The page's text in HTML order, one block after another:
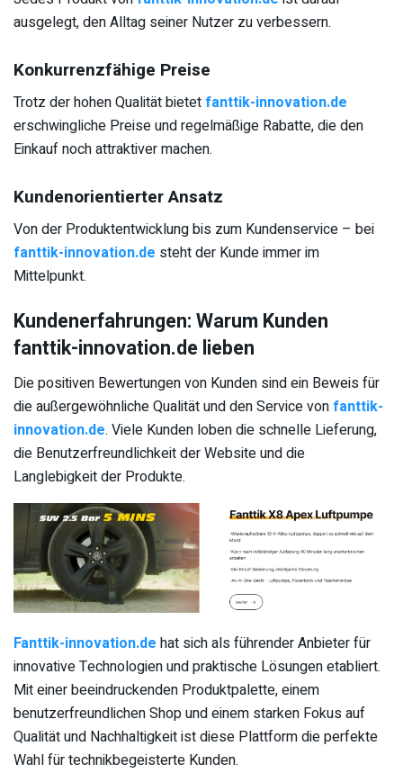
ausgelegt, den Alltag seiner Nutzer zu verbessern.
Konkurrenzfähige Preise
Trotz der hohen Qualität bietet fanttik-innovation.de
erschwingliche Preise und regelmäßige Rabatte, die den
Einkauf noch attraktiver machen.
Kundenorientierter Ansatz
Von der Produktentwicklung bis zum Kundenservice – bei
fanttik-innovation.de steht der Kunde immer im
Mittelpunkt.
Kundenerfahrungen: Warum Kunden
fanttik-innovation.de lieben
Die positiven Bewertungen von Kunden sind ein Beweis für
die außergewöhnliche Qualität und den Service von fanttik-
innovation.de. Viele Kunden loben die schnelle Lieferung,
die Benutzerfreundlichkeit der Website und die
Langlebigkeit der Produkte.
Fanttik-innovation.de hat sich als führender Anbieter für
innovative Technologien und praktische Lösungen etabliert.
Mit einer beeindruckenden Produktpalette, einem
benutzerfreundlichen Shop und einem starken Fokus auf
Qualität und Nachhaltigkeit ist diese Plattform die perfekte
Wahl für technikbegeisterte Kunden.